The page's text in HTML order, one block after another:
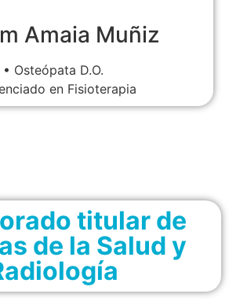
Amaia Muñiz
• Osteópata D.O.
en Fisioterapia
titular de
de la Salud y